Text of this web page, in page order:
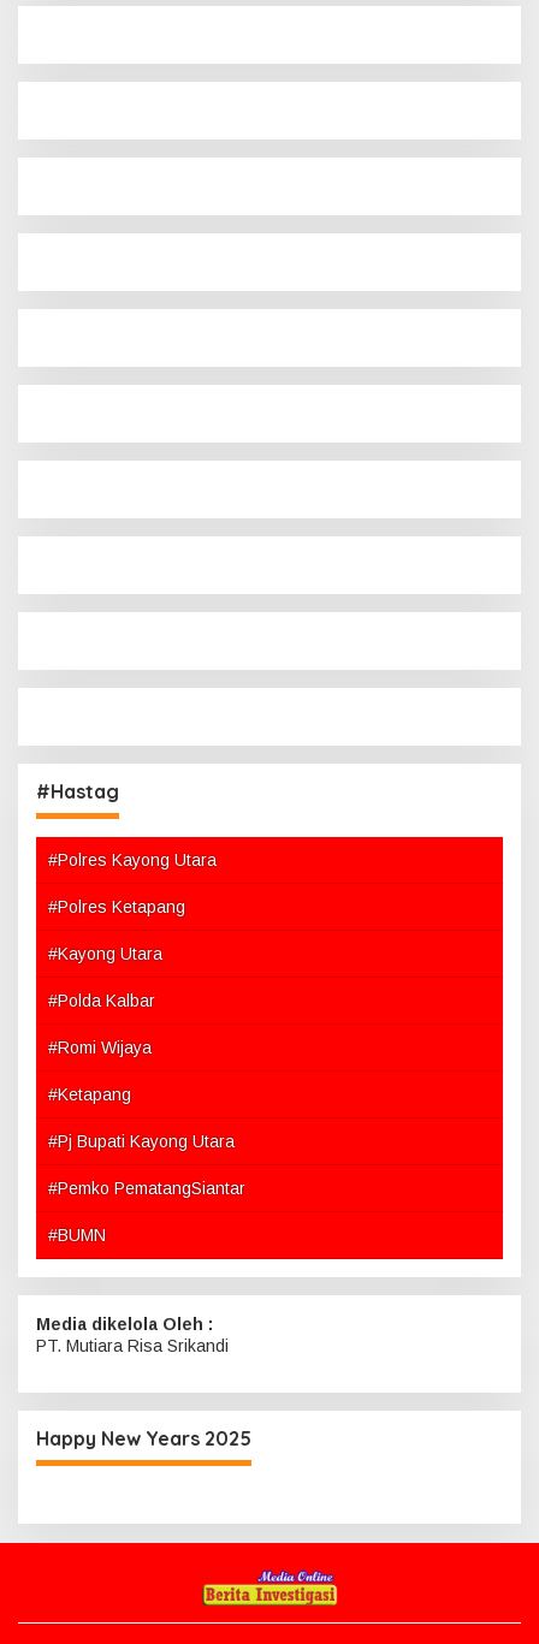
#Hastag
#Polres Kayong Utara
#Polres Ketapang
#Kayong Utara
#Polda Kalbar
#Romi Wijaya
#Ketapang
#Pj Bupati Kayong Utara
#Pemko PematangSiantar
#BUMN
Media dikelola Oleh :
PT. Mutiara Risa Srikandi
Happy New Years 2025